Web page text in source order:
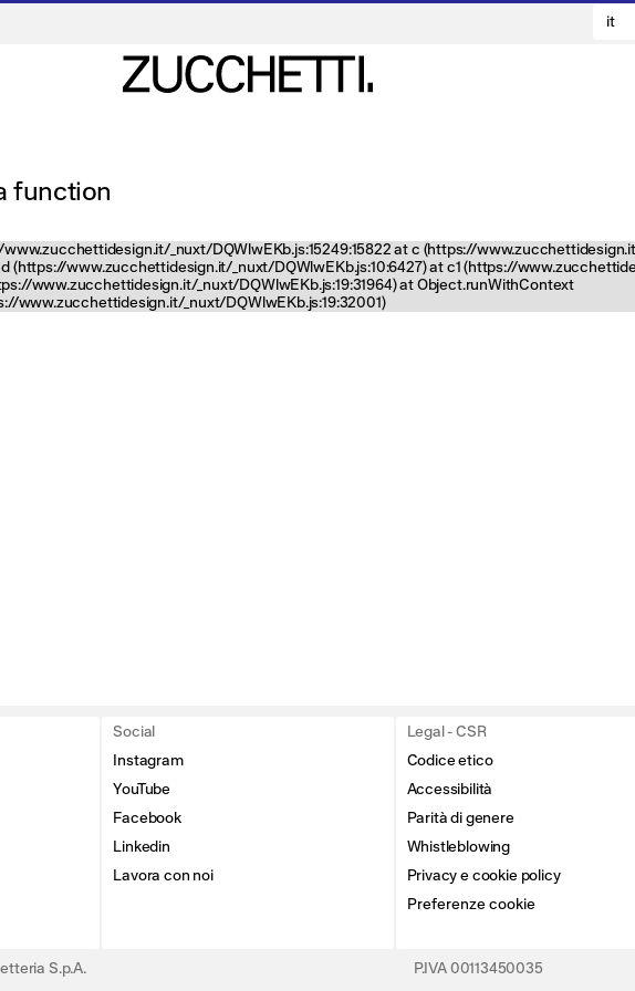
it
function
_nuxt/DQWlwEKb.js:15249:15822 at c (https://
www.zucchettidesign.it/_nuxt/DQWlwEKb.js:10:6427) at c1 (https://
www.zucchettidesign.it/_nuxt/DQWlwEKb.js:19:31964) at Object.runWithContext
www.zucchettidesign.it/_nuxt/DQWlwEKb.js:19:32001)
Social
Instagram
YouTube
Facebook
Linkedin
Lavora con noi
Legal - CSR
Codice etico
Accessibilità
Parità di genere
Whistleblowing
Privacy e cookie policy
Preferenze cookie
S.p.A. P.IVA 00113450035